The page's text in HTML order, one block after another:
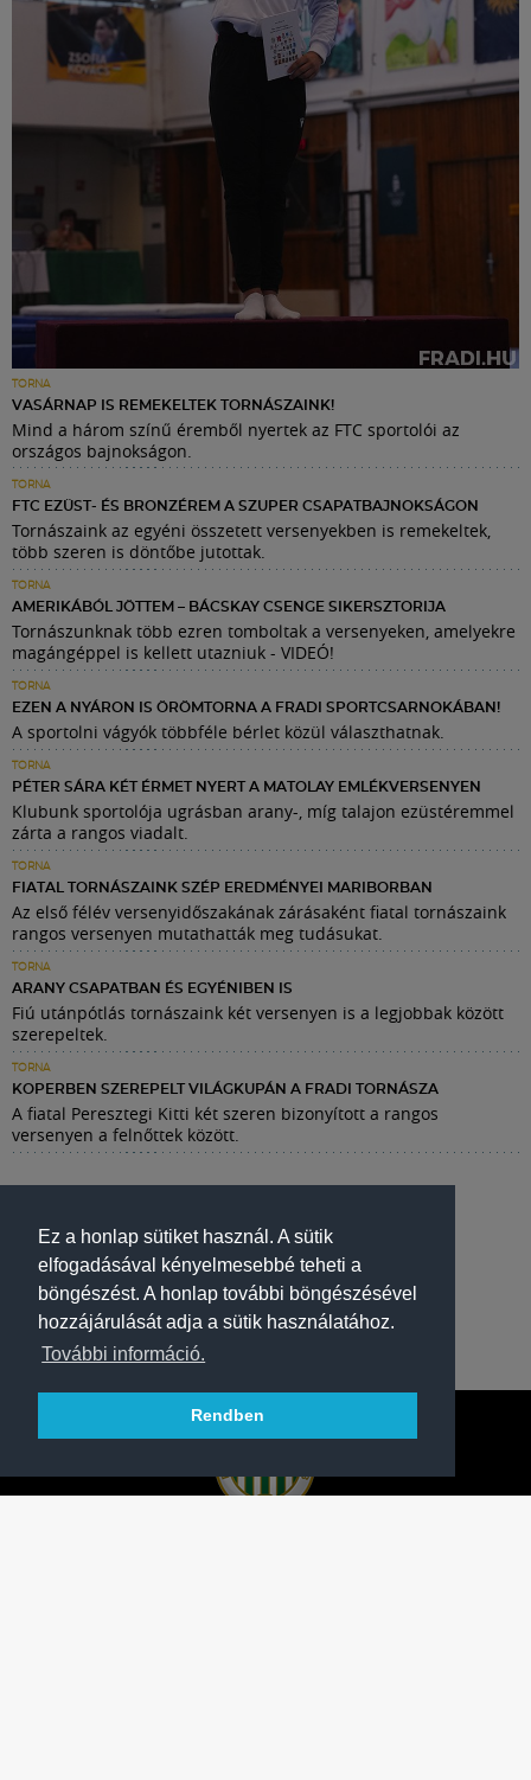
Ez a honlap sütiket használ. A sütik
elfogadásával kényelmesebbé teheti a
böngészést. A honlap további böngészésével
hozzájárulását adja a sütik használatához.
További információ.
Rendben
TORNA
VASÁRNAP IS REMEKELTEK TORNÁSZAINK!
Mind a három színű éremből nyertek az FTC sportolói az
országos bajnokságon.
TORNA
FTC EZÜST- ÉS BRONZÉREM A SZUPER CSAPATBAJNOKSÁGON
Tornászaink az egyéni összetett versenyekben is remekeltek,
több szeren is döntőbe jutottak.
TORNA
AMERIKÁBÓL JÖTTEM – BÁCSKAY CSENGE SIKERSZTORIJA
Tornászunknak több ezren tomboltak a versenyeken, amelyekre
magángéppel is kellett utazniuk - VIDEÓ!
TORNA
EZEN A NYÁRON IS ÖRÖMTORNA A FRADI SPORTCSARNOKÁBAN!
A sportolni vágyók többféle bérlet közül választhatnak.
TORNA
PÉTER SÁRA KÉT ÉRMET NYERT A MATOLAY EMLÉKVERSENYEN
Klubunk sportolója ugrásban arany-, míg talajon ezüstéremmel
zárta a rangos viadalt.
TORNA
FIATAL TORNÁSZAINK SZÉP EREDMÉNYEI MARIBORBAN
Az első félév versenyidőszakának zárásaként fiatal tornászaink
rangos versenyen mutathatták meg tudásukat.
TORNA
ARANY CSAPATBAN ÉS EGYÉNIBEN IS
Fiú utánpótlás tornászaink két versenyen is a legjobbak között
szerepeltek.
TORNA
KOPERBEN SZEREPELT VILÁGKUPÁN A FRADI TORNÁSZA
A fiatal Peresztegi Kitti két szeren bizonyított a rangos
versenyen a felnőttek között.